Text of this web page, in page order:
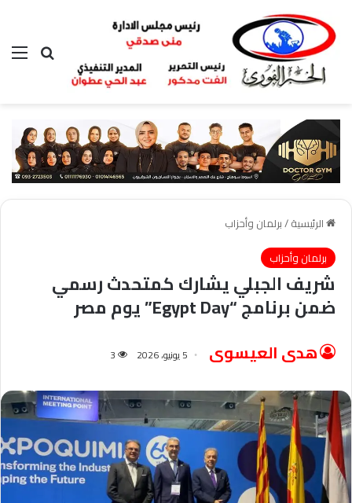
بحث عن
الرئيسية/برلمان وأحزاب
برلمان وأحزاب
شريف الجبلي يشارك كمتحدث رسمي
ضمن برنامج “Egypt Day” يوم مصر
هدى العيسوى 5 يونيو، 2026 3